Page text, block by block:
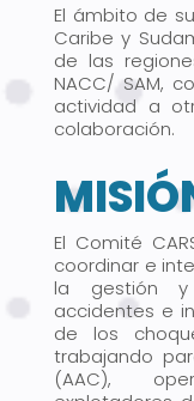
El ámbito de
Caribe y
de las
NACC/ SAM,
actividad a
colaboración.
El Comité
coordinar e
la gestión
accidentes e
de los
trabajando
(AAC),